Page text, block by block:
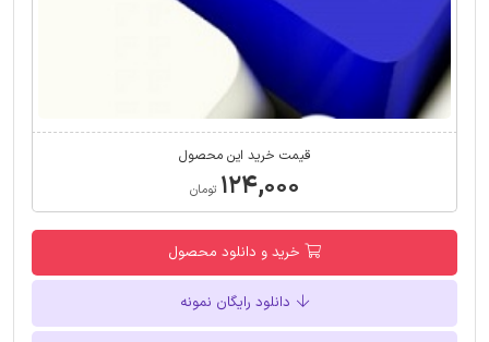
قیمت خرید این محصول
۱۲۴,۰۰۰ تومان
خرید و دانلود محصول
دانلود رایگان نمونه